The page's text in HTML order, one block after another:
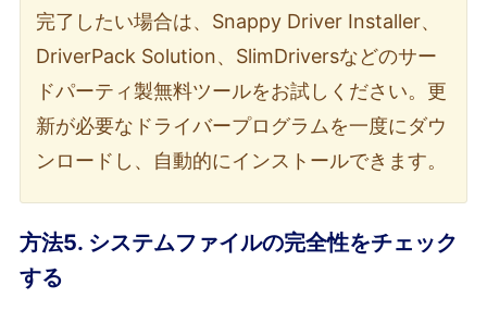
完了したい場合は、Snappy Driver Installer、
DriverPack Solution、SlimDriversなどのサー
ドパーティ製無料ツールをお試しください。更
新が必要なドライバープログラムを一度にダウ
ンロードし、自動的にインストールできます。
方法5. システムファイルの完全性をチェック
する